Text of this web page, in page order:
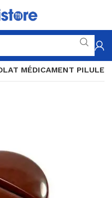
MÉDICAMENT PILULE